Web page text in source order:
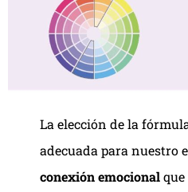
La elección de la
adecuada para nuestro
conexión emocional